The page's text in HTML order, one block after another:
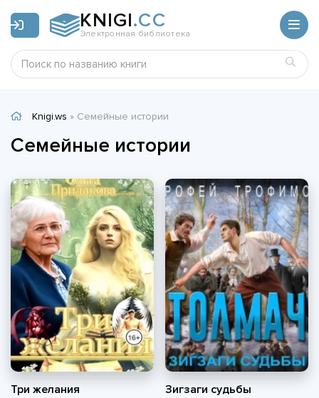
KNIGI.CC
Электронная библиотека
Knigi.ws » Семейные истории
Семейные истории
Три желания Зигзаги судьбы